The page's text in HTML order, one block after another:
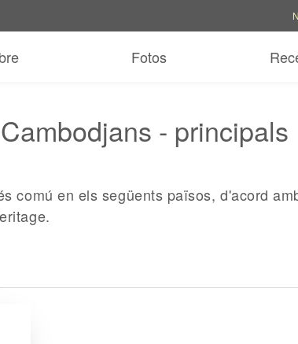
Fotos
- principals
comú en els següents països, d'acord